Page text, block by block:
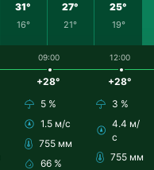
31°
16°
27°
21°
25°
19°
09:00
+28°
5 %
1.5 м/с
755 мм
66 %
12:00
+28°
3 %
4.4 м/
с
755 мм